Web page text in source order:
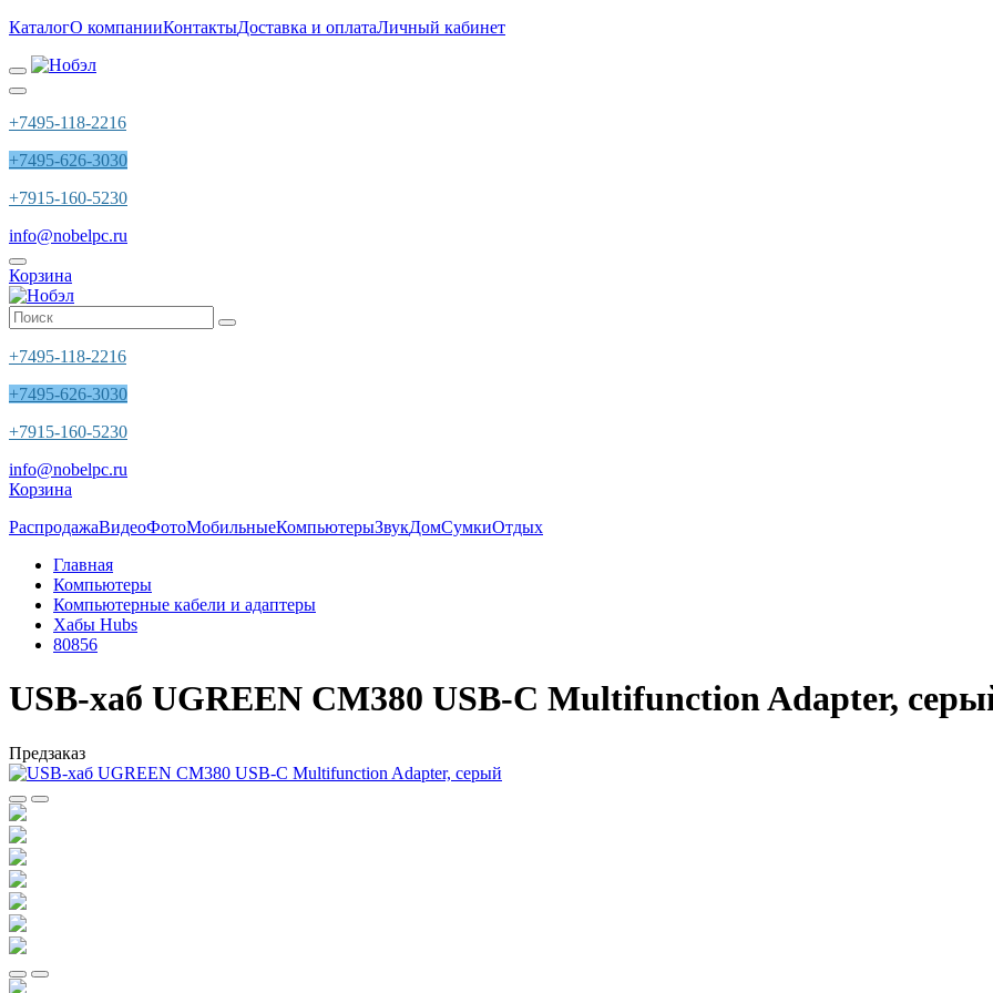
КаталогО компанииКонтактыДоставка и оплатаЛичный кабинет
+7495-118-2216
+7495-626-3030
+7915-160-5230
info@nobelpc.ru
Корзина
+7495-118-2216
+7495-626-3030
+7915-160-5230
info@nobelpc.ru
Корзина
РаспродажаВидеоФотоМобильныеКомпьютерыЗвукДомСумкиОтдых
Главная
Компьютеры
Компьютерные кабели и адаптеры
Хабы Hubs
80856
USB-хаб UGREEN CM380 USB-C Multifunction Adapter,
Предзаказ